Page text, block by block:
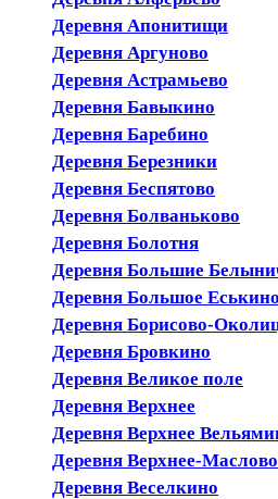
Деревня Апонитищи
Деревня Аргуново
Деревня Астрамьево
Деревня Бавыкино
Деревня Баребино
Деревня Березники
Деревня Беспятово
Деревня Болваньково
Деревня Болотня
Деревня Большие
Деревня Большое Еськино
Деревня Борисово-
Деревня Бровкино
Деревня Великое поле
Деревня Верхнее
Деревня Верхнее
Деревня Верхнее-Маслово
Деревня Веселкино